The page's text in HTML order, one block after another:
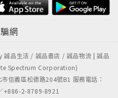
網
品生活 / 誠品書店 / 誠品物流 | 誠品
Spectrum Corporation)
信義區松德路204號B1 服務電話：
+886-2-8789-8921